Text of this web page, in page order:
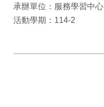
承辦單位：服務學習中心
活動學期：114-2